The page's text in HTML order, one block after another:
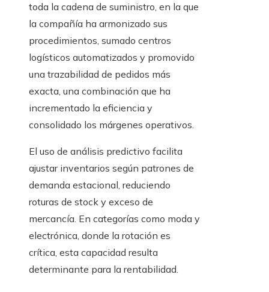
toda la cadena de suministro, en la que
la compañía ha armonizado sus
procedimientos, sumado centros
logísticos automatizados y promovido
una trazabilidad de pedidos más
exacta, una combinación que ha
incrementado la eficiencia y
consolidado los márgenes operativos.
El uso de análisis predictivo facilita
ajustar inventarios según patrones de
demanda estacional, reduciendo
roturas de stock y exceso de
mercancía. En categorías como moda y
electrónica, donde la rotación es
crítica, esta capacidad resulta
determinante para la rentabilidad.